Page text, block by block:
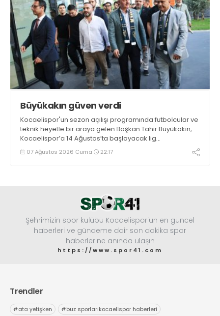
Büyükakın güven verdi
Kocaelispor'un sezon açılışı programında futbolcular ve
teknik heyetle bir araya gelen Başkan Tahir Büyükakın,
Kocaelispor’a 14 Ağustos’ta başlayacak lig
maratonunda başarılar diledi ve “Yanınızdayım” dedi.
07 Ağustos 2026 Cuma 22:17
Şehrimizin spor kulübü Kocaelispor'un en güncel
haberleri ve gündeme dair son dakika spor
haberlerine anında ulaşın
https://www.spor41.com
Trendler
#ata yetişken #buz sporlarıkocaelispor haberleri